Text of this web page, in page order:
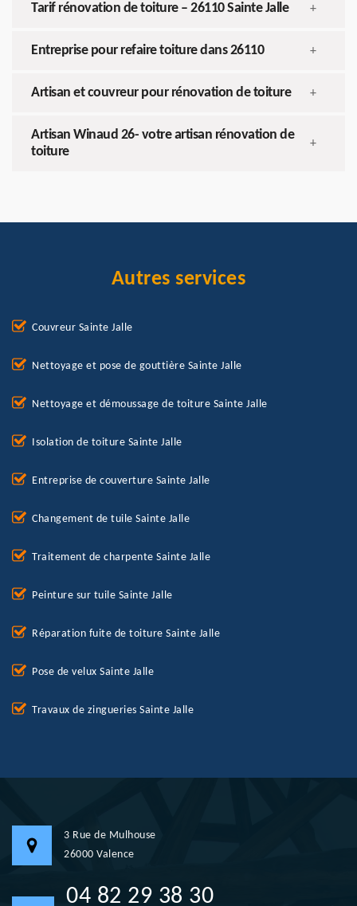
Tarif rénovation de toiture – 26110 Sainte Jalle +
Entreprise pour refaire toiture dans 26110 +
Artisan et couvreur pour rénovation de toiture +
Artisan Winaud 26- votre artisan rénovation de
toiture
+
Autres services
Couvreur Sainte Jalle
Nettoyage et pose de gouttière Sainte Jalle
Nettoyage et démoussage de toiture Sainte Jalle
Isolation de toiture Sainte Jalle
Entreprise de couverture Sainte Jalle
Changement de tuile Sainte Jalle
Traitement de charpente Sainte Jalle
Peinture sur tuile Sainte Jalle
Réparation fuite de toiture Sainte Jalle
Pose de velux Sainte Jalle
Travaux de zingueries Sainte Jalle
3 Rue de Mulhouse
26000 Valence
04 82 29 38 30